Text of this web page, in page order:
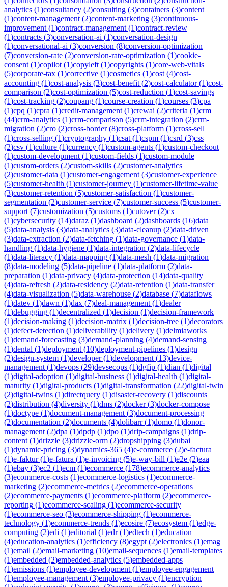
analytics (1)consultancy (2)consulting (3)containers (3)content
(1)content-management (2)content-marketing (3)continuous-
improvement (1)contract-management (1)contract-review
(1)contracts (3)conversation-ai (1)conversation-design
(1)conversational-ai (3)conversion (8)conversion-optimization
(7)conversion-rate (2)conversion-rate-optimization (1)cookie-
consent (1)copilot (1)copyleft (1)copyrights (1)core-web-vitals
(5)corporate-tax (1)corrective (1)cosmetics (1)cost (4)cost-
accounting (1)cost-analysis (3)cost-benefit (2)cost-calculator(1)cost-
comparison (2)cost-optimization (5)cost-reduction (1)cost-savings
(1)cost-tracking (2)coupang (1)course-creation (1)courses (3)cpa
(1)cpq (1)cpra (1)credit-management (1)crewai (2)criteria (1)crm
(44)crm-analytics (1)crm-comparison (5)crm-integration (2)crm-
migration (2)cro (2)cross-border(8)cross-platform (1)cross-sell
(1)cross-selling (1)cryptography (1)csat (1)cspm (1)csrd (3)css
(2)csv (1)culture (1)currency (1)custom-agents (1)custom-checkout
(1)custom-development (1)custom-fields (1)custom-module
(1)custom-orders (2)custom-skills (2)customer-analytics
(2)customer-data (1)customer-engagement (3)customer-experience
(5)customer-health (1)customer-journey (1)customer-lifetime-value
(3)customer-retention (5)customer-satisfaction (1)customer-
segmentation (2)customer-service (7)customer-success (5)customer-
support (7)customization (5)customs (1)cutover(2)cx
(1)cybersecurity (14)daraz (1)dashboard (2)dashboards (16)data
(5)data-analysis (3)data-analytics (3)data-cleanup (2)data-driven
(3)data-extraction (2)data-fetching (1)data-governance (1)data-
handling (1)data-hygiene (1)data-integration (2)data-lifecycle
(1)data-literacy (1)data-mapping (1)data-mesh (1)data-migration
(8)data-modeling (5)data-pipeline (1)data-platform (2)data-
preparation (1)data-privacy (4)data-protection (14)data-quality
(4)data-refresh (2)data-residency (2)data-retention (1)data-transfer
(4)data-visualization (5)data-warehouse (2)database (7)dataflows
(1)datev (1)dawn (1)dax (7)deal-management (1)dealer
(1)debugging (1)decentralized (1)decision (1)decision-framework
(1)decision-making (1)decision-matrix (1)decision-tree (1)decorators
(1)defect-detection (1)deliverability (1)delivery (1)delmiaworks
(1)demand-forecasting (3)demand-planning (4)demand-sensing
(1)dental (1)deployment (10)deployment-pipelines (1)design
(2)design-system (1)developer(1)development (13)device-
management (1)devops (29)devsecops (1)dgfip (1)dian (1)digital
(1)digital-adoption (1)digital-business (1)digital-health (1)digital-
maturity (1)digital-products (1)digital-transformation (22)digital-twin
(2)digital-twins (1)directquery (1)disaster-recovery (1)discounts
(2)distribution (4)diversity (1)dms (2)docker(3)docker-compose
(1)doctype (1)document-management (3)document-processing
(2)documentation (2)documents (4)dolibarr(1)domo (1)donor-
management (2)dpa (1)dpdp (1)dpo (1)drip-campaigns (1)drip-
content (1)drizzle (3)drizzle-orm (2)dropshipping (3)dubai
(1)dynamic-pricing (3)dynamics-365 (4)e-commerce (2)e-factura
(1)e-faktur(1)e-fatura (1)e-invoicing (5)e-way-bill (1)e2e (2)eaa
(1)ebay (3)ec2 (1)ecm (1)ecommerce (178)ecommerce-analytics
(3)ecommerce-costs (1)ecommerce-logistics (1)ecommerce-
marketing (2)ecommerce-metrics (2)ecommerce-operations
(2)ecommerce-payments (1)ecommerce-platform (2)ecommerce-
reporting (1)ecommerce-scaling (1)ecommerce-security
(1)ecommerce-seo (3)ecommerce-shipping (1)ecommerce-
technology (1)ecommerce-trends (1)ecosire (7)ecosystem (1)edge-
computing (2)edi (1)editorial (1)edr(1)edtech (1)education
(4)education-analytics (1)efficiency (8)egypt (2)electronics (1)emag
(1)email (2)email-marketing (10)email-sequences (1)email-templates
(1)embedded (2)embedded-analytics (5)embedded-apps
(1)emissions (1)employee-development (1)employee-engagement
(1)employee-management (3)employee-privacy (1)encryption